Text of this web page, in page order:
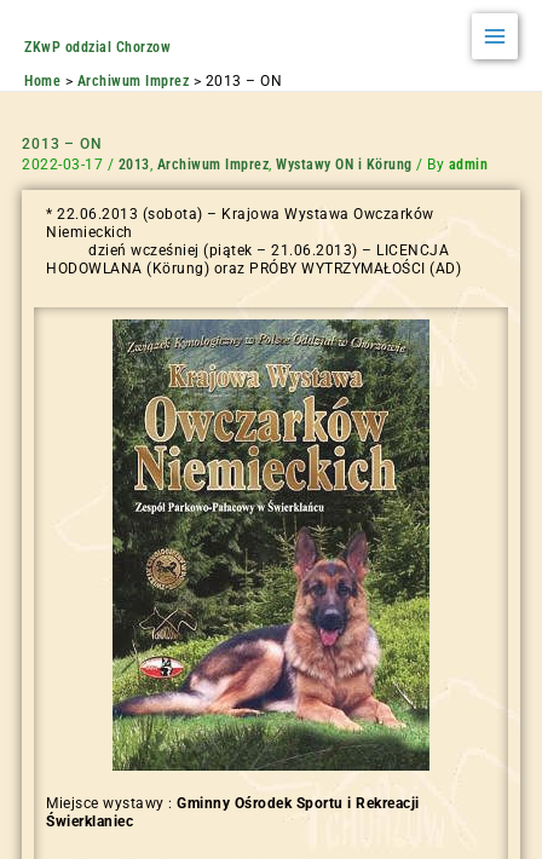
ZKwP oddzial Chorzow
Home
Archiwum Imprez 2013 – ON
2013 – ON
2022-03-17 / 2013, Archiwum Imprez,Wystawy ON i Körung / By admin
* 22.06.2013 (sobota) – Krajowa Wystawa Owczarków
Niemieckich
dzień wcześniej (piątek – 21.06.2013) – LICENCJA
HODOWLANA (Körung) oraz PRÓBY WYTRZYMAŁOŚCI (AD)
Miejsce wystawy :Gminny Ośrodek Sportu i Rekreacji
Świerklaniec